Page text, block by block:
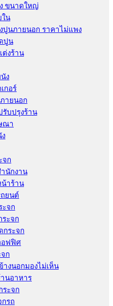
ขนาดใหญ่
ใน
ปูนภายนอก ราคาไม่แพง
ปูน
ต่งร้าน
ง
กอร์
ายนอก
รับปรุงร้าน
ณา
จก
นักงาน
น้าร้าน
ยนต์
ะจก
ะจก
กระจก
อฟฟิศ
ก
างนอกมองไม่เห็น
นอาหาร
ระจก
รถ